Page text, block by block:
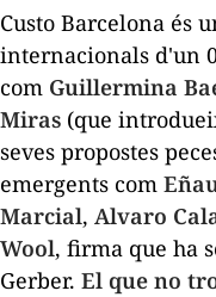
Custo Barcelona és
internacionals d'un
com Guillermina
Miras (que
seves propostes
emergents com
Marcial, Alvaro
Wool, firma que ha
Gerber. El que no